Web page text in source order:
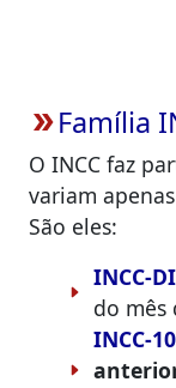
double_arrow Família
O INCC faz
variam
São eles:
INCC-DI
do mês
INCC-10